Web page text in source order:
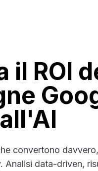
il ROI
convertono
data-driven,